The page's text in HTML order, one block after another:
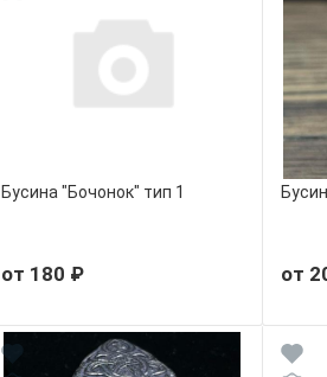
Бусина "Бочонок" тип 1
от 180 ₽ от